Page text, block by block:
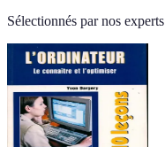
Sélectionnés par nos experts